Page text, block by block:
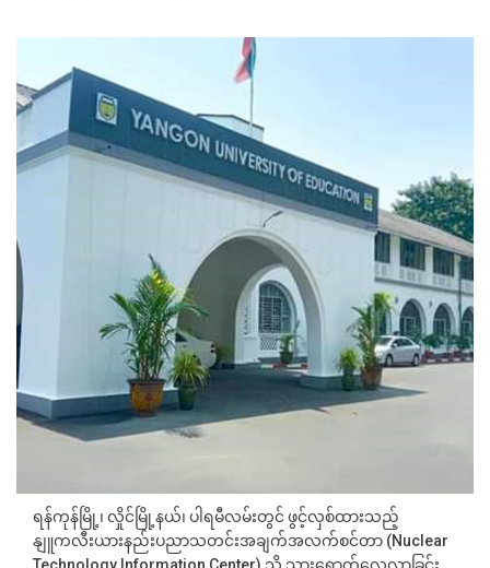
ရန်ကုန်မြို့၊ လှိုင်မြို့နယ်၊ ပါရမီလမ်းတွင် ဖွင့်လှစ်ထားသည့်
နျူကလီးယားနည်းပညာသတင်းအချက်အလက်စင်တာ (Nuclear
Technology Information Center) သို့ သွားရောက်လေ့လာခြင်း